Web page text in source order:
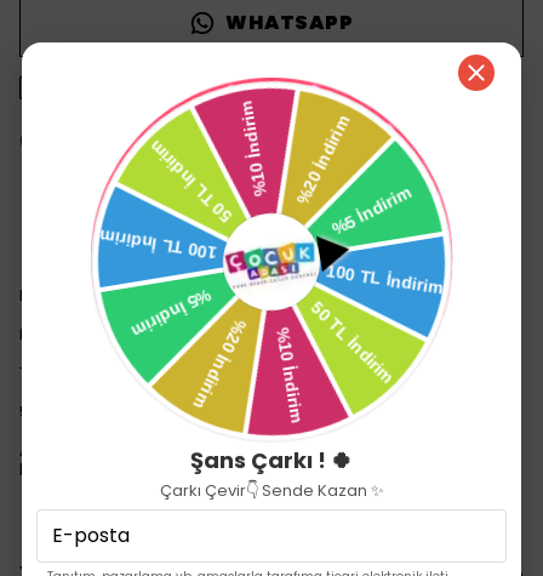
WHATSAPP
1500 TL üzeri ücretsiz kargo
14 gün içinde iade değişim
Ürün Açıklaması
Doğumdan itibaren kullanılabilme
Ekstra pedli tam yatabilen sırt dayanağı
Tam kapana bilen tente
5 nokta emniyet kemeri
Ana kucağı sayesinde travel sistem olma özelliğ
Devamını Göster Şans Çarkı ! 🍀
Çarkı Çevir👇 Sende Kazan ✨